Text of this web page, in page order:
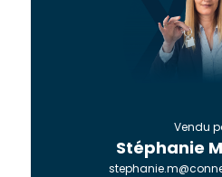
Vendu
Stéphanie